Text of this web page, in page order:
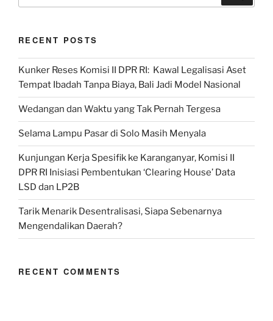
Indonesia
yang
Utuh
dan
Tak
Terpecah-
pecah”
RECENT POSTS
Kunker Reses Komisi II DPR RI: Kawal Legalisasi Aset
Tempat Ibadah Tanpa Biaya, Bali Jadi Model Nasional
Wedangan dan Waktu yang Tak Pernah Tergesa
Selama Lampu Pasar di Solo Masih Menyala
Kunjungan Kerja Spesifik ke Karanganyar, Komisi II
DPR RI Inisiasi Pembentukan ‘Clearing House’ Data
LSD dan LP2B
Tarik Menarik Desentralisasi, Siapa Sebenarnya
Mengendalikan Daerah?
RECENT COMMENTS